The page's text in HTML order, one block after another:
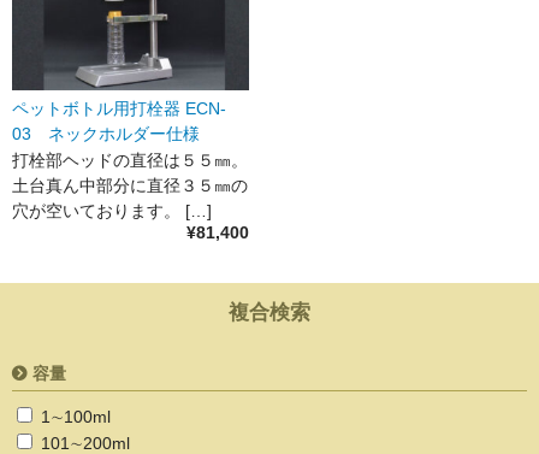
ペットボトル用打栓器 ECN-
03 ネックホルダー仕様
打栓部ヘッドの直径は５５㎜。
土台真ん中部分に直径３５㎜の
穴が空いております。 […]
¥81,400
複合検索
容量
1∼100ml
101∼200ml